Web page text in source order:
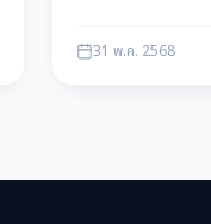
สนใจสมัครได้ทันที
maesotdata
31 พ.ค. 2568